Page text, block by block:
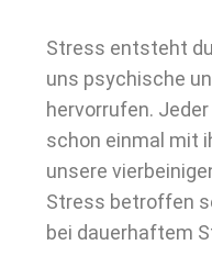
Stress entsteht
uns psychische
hervorrufen.
schon einmal mit
unsere
Stress betroffen
bei dauerhaftem